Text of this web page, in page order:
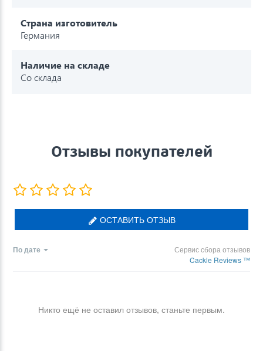
Страна изготовитель
Германия
Наличие на складе
Со склада
Отзывы покупателей
ОСТАВИТЬ ОТЗЫВ
По дате
Сервис сбора отзывов
Cackle Reviews ™
Никто ещё не оставил отзывов, станьте первым.